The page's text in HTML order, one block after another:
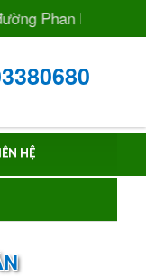
Bá Vành
HỆ